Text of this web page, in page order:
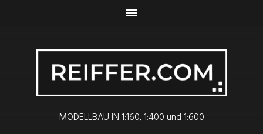
MODELLBAU IN 1:160, 1:400 und 1:600